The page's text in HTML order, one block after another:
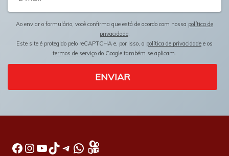
Ao enviar o formulário, você confirma que está de acordo com nossa política de
privacidade.
Este site é protegido pelo reCAPTCHA e, por isso, a política de privacidade e os
termos de serviço do Google também se aplicam.
ENVIAR
Facebook InstagramYoutube TikTok Telegram WhatsApp